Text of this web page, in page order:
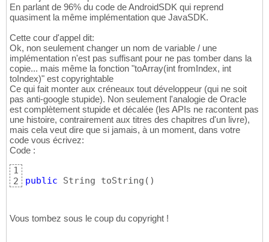
En parlant de 96% du code de AndroidSDK qui reprend
quasiment la même implémentation que JavaSDK.
Cette cour d'appel dit:
Ok, non seulement changer un nom de variable / une
implémentation n'est pas suffisant pour ne pas tomber dans la
copie... mais même la fonction "toArray(int fromIndex, int
toIndex)" est copyrightable
Ce qui fait monter aux créneaux tout développeur (qui ne soit
pas anti-google stupide). Non seulement l'analogie de Oracle
est complètement stupide et décalée (les APIs ne racontent pas
une histoire, contrairement aux titres des chapitres d'un livre),
mais cela veut dire que si jamais, à un moment, dans votre
code vous écrivez:
Code :
1
2
public String toString ( )
Vous tombez sous le coup du copyright !